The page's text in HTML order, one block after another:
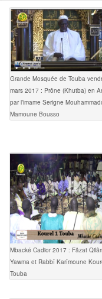
Grande Mosquée de Touba
mars 2017 : Prône (Khutba) en
par l’imame Serigne
Mamoune Bousso
Mbacké Cadior 2017 : Fâzat
Yawma et Rabbî Karîmoune
Touba